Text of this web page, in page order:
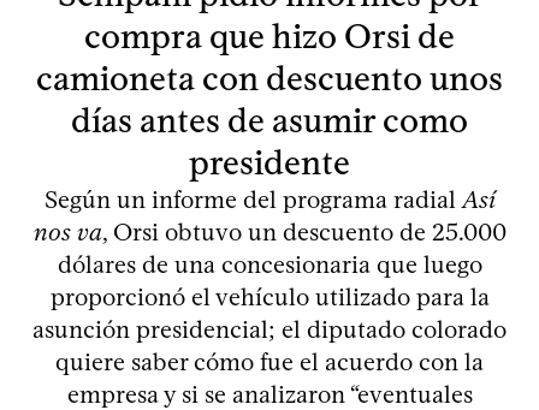
compra que hizo Orsi de
camioneta con descuento unos
días antes de asumir como
presidente
Según un informe del programa radial Así
nos va, Orsi obtuvo un descuento de 25.000
dólares de una concesionaria que luego
proporcionó el vehículo utilizado para la
asunción presidencial; el diputado colorado
quiere saber cómo fue el acuerdo con la
empresa y si se analizaron “eventuales